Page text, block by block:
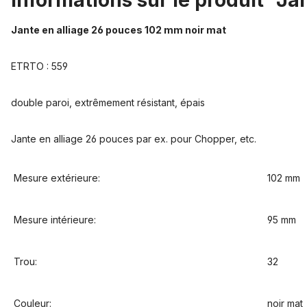
Jante en alliage 26 pouces 102 mm noir mat
ETRTO : 559
double paroi, extrêmement résistant, épais
Jante en alliage 26 pouces par ex. pour Chopper, etc.
Mesure extérieure: 102 mm
Mesure intérieure: 95 mm
Trou: 32
Couleur: noir mat